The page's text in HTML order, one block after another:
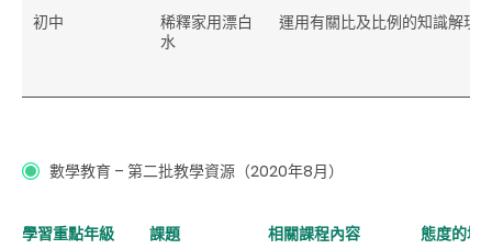
初中
稀釋家用漂白
水
運用有關比及比例的知識解現
數學教育 – 第二批教學資源（2020年8月）
學習重點年級 課題 相關課程內容 態度的培